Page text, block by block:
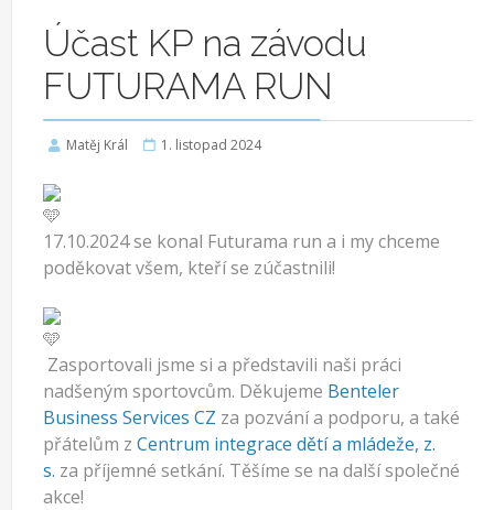
Účast KP na závodu
FUTURAMA RUN
Matěj Král 1. listopad 2024
17.10.2024 se konal Futurama run a i my chceme
poděkovat všem, kteří se zúčastnili!
Zasportovali jsme si a představili naši práci
nadšeným sportovcům. Děkujeme Benteler
Business Services CZ za pozvání a podporu, a také
přátelům z Centrum integrace dětí a mládeže, z.
s. za příjemné setkání. Těšíme se na další společné
akce!